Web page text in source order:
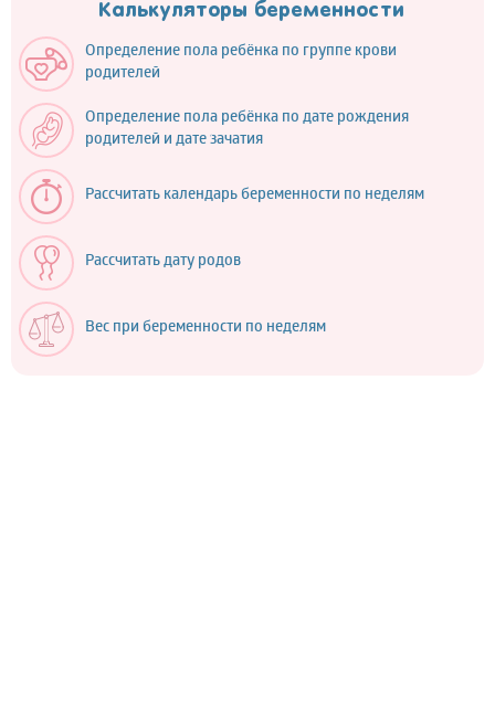
Калькуляторы беременности
Определение пола ребёнка по группе крови
родителей
Определение пола ребёнка по дате рождения
родителей и дате зачатия
Рассчитать календарь беременности по неделям
Рассчитать дату родов
Вес при беременности по неделям